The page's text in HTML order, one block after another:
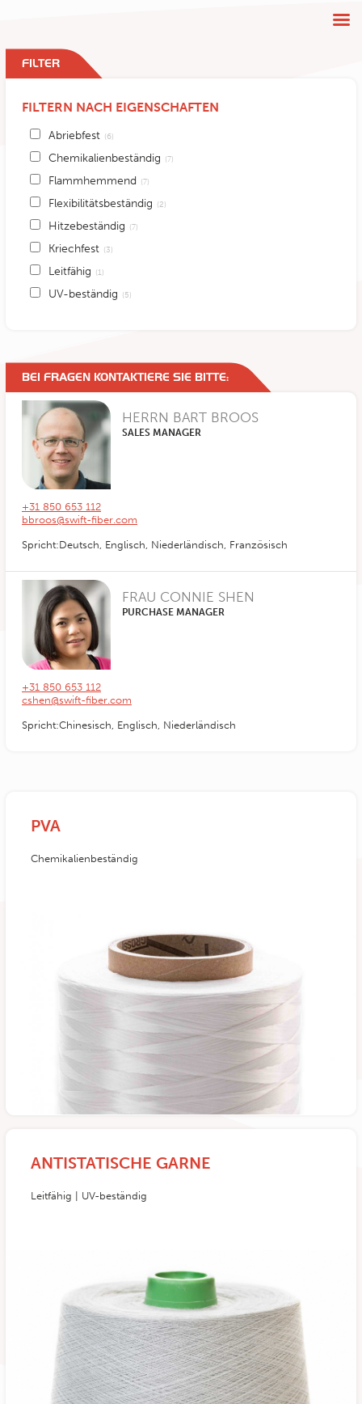
FILTER
FILTERN NACH EIGENSCHAFTEN
Abriebfest (6)
Chemikalienbeständig (7)
Flammhemmend (7)
Flexibilitätsbeständig (2)
Hitzebeständig (7)
Kriechfest (3)
Leitfähig (1)
UV-beständig (5)
BEI FRAGEN KONTAKTIERE SIE BITTE:
HERRN BART BROOS
SALES MANAGER
+31 850 653 112
bbroos@swift-fiber.com
Spricht:Deutsch, Englisch, Niederländisch, Französisch
FRAU CONNIE SHEN
PURCHASE MANAGER
+31 850 653 112
cshen@swift-fiber.com
Spricht:Chinesisch, Englisch, Niederländisch
PVA
Chemikalienbeständig
ANTISTATISCHE GARNE
Leitfähig | UV-beständig